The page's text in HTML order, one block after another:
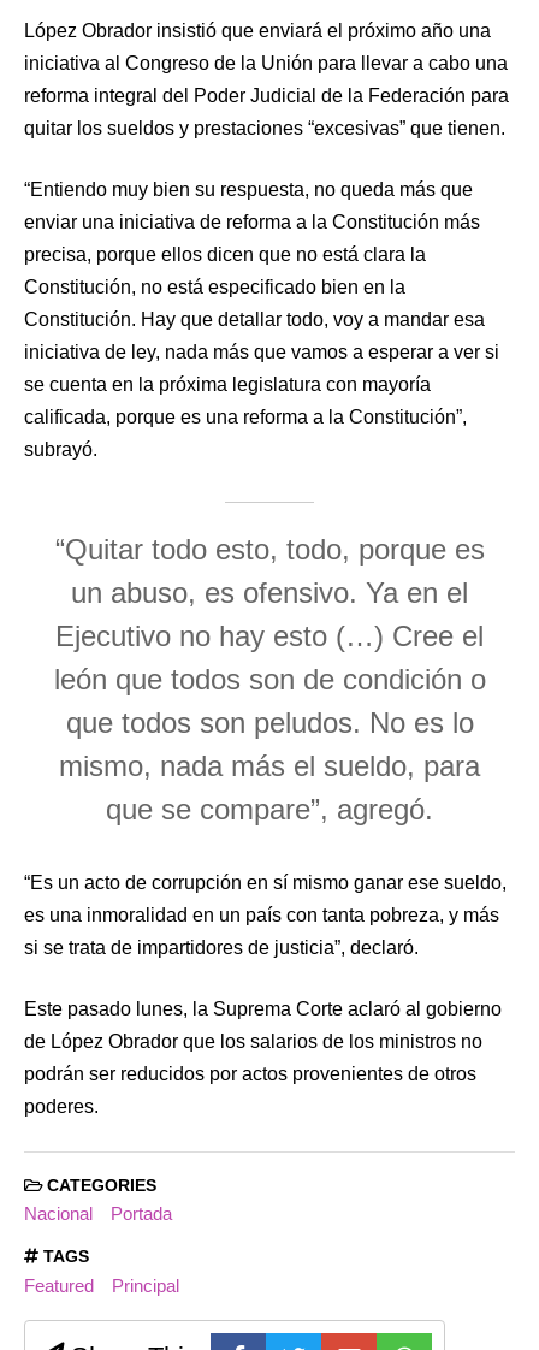
López Obrador insistió que enviará el próximo año una
iniciativa al Congreso de la Unión para llevar a cabo una
reforma integral del Poder Judicial de la Federación para
quitar los sueldos y prestaciones “excesivas” que tienen.
“Entiendo muy bien su respuesta, no queda más que
enviar una iniciativa de reforma a la Constitución más
precisa, porque ellos dicen que no está clara la
Constitución, no está especificado bien en la
Constitución. Hay que detallar todo, voy a mandar esa
iniciativa de ley, nada más que vamos a esperar a ver si
se cuenta en la próxima legislatura con mayoría
calificada, porque es una reforma a la Constitución”,
subrayó.
“Quitar todo esto, todo, porque es
un abuso, es ofensivo. Ya en el
Ejecutivo no hay esto (…) Cree el
león que todos son de condición o
que todos son peludos. No es lo
mismo, nada más el sueldo, para
que se compare”, agregó.
“Es un acto de corrupción en sí mismo ganar ese sueldo,
es una inmoralidad en un país con tanta pobreza, y más
si se trata de impartidores de justicia”, declaró.
Este pasado lunes, la Suprema Corte aclaró al gobierno
de López Obrador que los salarios de los ministros no
podrán ser reducidos por actos provenientes de otros
poderes.
CATEGORIES
Nacional Portada
TAGS
Featured Principal